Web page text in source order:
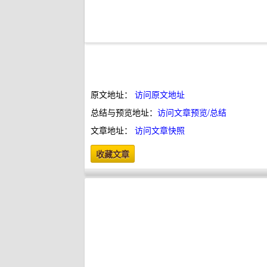
原文地址： 访问原文地址
总结与预览地址： 访问文章预览/总结
文章地址： 访问文章快照